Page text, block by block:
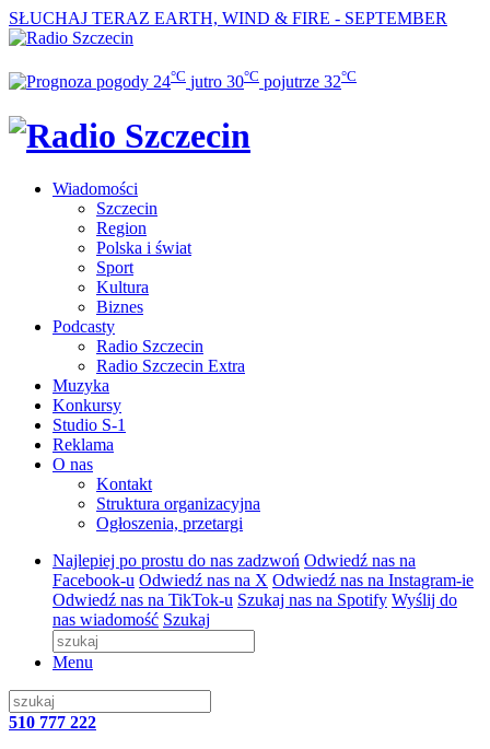
SŁUCHAJ TERAZ EARTH, WIND & FIRE - SEPTEMBER
24°C jutro 30°C pojutrze 32°C
Wiadomości
Szczecin
Region
Polska i świat
Sport
Kultura
Biznes
Podcasty
Radio Szczecin
Radio Szczecin Extra
Muzyka
Konkursy
Studio S-1
Reklama
O nas
Kontakt
Struktura organizacyjna
Ogłoszenia, przetargi
Najlepiej po prostu do nas zadzwoń Odwiedź nas na
Facebook-u Odwiedź nas na X Odwiedź nas na Instagram-ie
Odwiedź nas na TikTok-u Szukaj nas na Spotify Wyślij do
nas wiadomość Szukaj
Menu
510 777 222